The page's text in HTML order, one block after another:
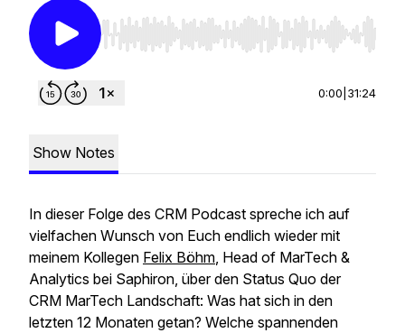
Use Left/Right to seek, Home/End to jump to
0:00 31:24
Show Notes
In dieser Folge des CRM Podcast spreche ich auf
vielfachen Wunsch von Euch endlich wieder mit
meinem Kollegen Felix Böhm, Head of MarTech &
Analytics bei Saphiron, über den Status Quo der
CRM MarTech Landschaft: Was hat sich in den
letzten 12 Monaten getan? Welche spannenden